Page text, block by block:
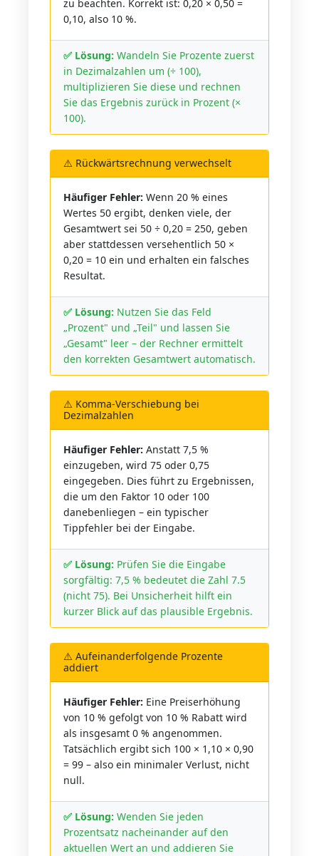
zu beachten. Korrekt ist: 0,20 × 0,50 =
0,10, also 10 %.
✅ Lösung: Wandeln Sie Prozente zuerst
in Dezimalzahlen um (÷ 100),
multiplizieren Sie diese und rechnen
Sie das Ergebnis zurück in Prozent (×
100).
⚠️ Rückwärtsrechnung verwechselt
Häufiger Fehler: Wenn 20 % eines
Wertes 50 ergibt, denken viele, der
Gesamtwert sei 50 ÷ 0,20 = 250, geben
aber stattdessen versehentlich 50 ×
0,20 = 10 ein und erhalten ein falsches
Resultat.
✅ Lösung: Nutzen Sie das Feld
„Prozent" und „Teil" und lassen Sie
„Gesamt" leer – der Rechner ermittelt
den korrekten Gesamtwert automatisch.
⚠️ Komma-Verschiebung bei
Dezimalzahlen
Häufiger Fehler: Anstatt 7,5 %
einzugeben, wird 75 oder 0,75
eingegeben. Dies führt zu Ergebnissen,
die um den Faktor 10 oder 100
danebenliegen – ein typischer
Tippfehler bei der Eingabe.
✅ Lösung: Prüfen Sie die Eingabe
sorgfältig: 7,5 % bedeutet die Zahl 7.5
(nicht 75). Bei Unsicherheit hilft ein
kurzer Blick auf das plausible Ergebnis.
⚠️ Aufeinanderfolgende Prozente
addiert
Häufiger Fehler: Eine Preiserhöhung
von 10 % gefolgt von 10 % Rabatt wird
als insgesamt 0 % angenommen.
Tatsächlich ergibt sich 100 × 1,10 × 0,90
= 99 – also ein minimaler Verlust, nicht
null.
✅ Lösung: Wenden Sie jeden
Prozentsatz nacheinander auf den
aktuellen Wert an und addieren Sie